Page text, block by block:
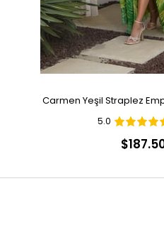
Carmen Yeşil Straplez
5.0